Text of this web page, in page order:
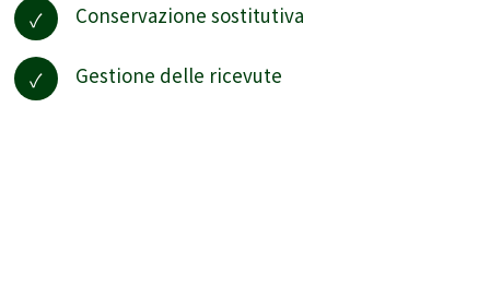
Conservazione sostitutiva
Gestione delle ricevute